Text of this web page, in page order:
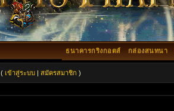
กล่องสนทนา
ธนาคารกริงกอตส์
( เข้าสู่ระบบ | สมัครสมาชิก )